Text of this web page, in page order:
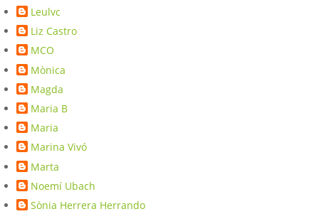
Leulvc
Liz Castro
MCO
Mònica
Magda
Maria B
Maria
Marina Vivó
Marta
Noemí Ubach
Sònia Herrera Herrando